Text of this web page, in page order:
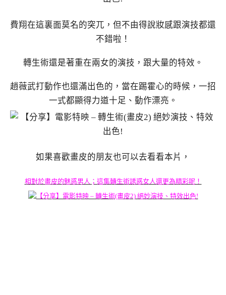
費翔在這裏面莫名的突兀，但不由得說妝感跟演技都還
不錯啦！
轉生術還是著重在兩女的演技，跟大量的特效。
趙薇武打動作也還滿出色的，當在踢霍心的時候，一招
一式都顯得力道十足、動作漂亮。
如果喜歡畫皮的朋友也可以去看看本片，
相對於畫皮的魅惑男人；這集轉生術誘惑女人還更為精彩呢！